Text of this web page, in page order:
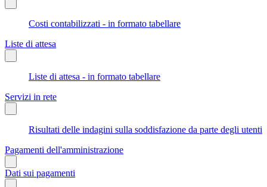
Costi contabilizzati - in formato tabellare
Liste di attesa
Liste di attesa - in formato tabellare
Servizi in rete
Risultati delle indagini sulla soddisfazione da parte degli utenti
Pagamenti dell'amministrazione
Dati sui pagamenti